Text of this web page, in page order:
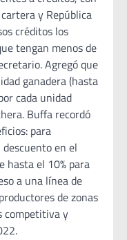
y República
créditos los
tengan menos de
Agregó que
ganadera (hasta
cada unidad
Buffa recordó
para
en el
hasta el 10% para
a una línea de
de zonas
competitiva y